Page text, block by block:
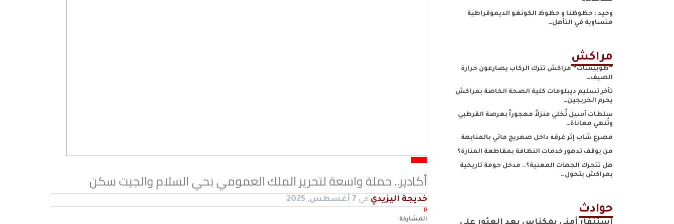
أكادير.. حملة واسعة لتحرير الملك العمومي بحي السلام والجيت سكن
خديجة اليزيدي في 7 أغسطس, 2025
0
المشاركة
وحيد : حظوظنا و حظوظ الكونغو الديموقراطية
متساوية في التأهل…
مراكش
“طوبيسات” مراكش تترك الركاب يصارعون حرارة
الصيف…
تأخر تسليم ديبلومات كلية الصحة الخاصة بمراكش
يحرم الخريجين…
سلطات أسيل تُخلي منزلاً مهجوراً بعرصة القرطبي
وتُنهي معاناة…
مصرع شاب إثر غرقه داخل صهريج مائي بالمنابهة
من يوقف تدهور خدمات النظافة بمقاطعة المنارة؟
هل تتحرك الجهات المعنية؟.. مدخل حومة تاريخية
بمراكش يتحول…
حوادث